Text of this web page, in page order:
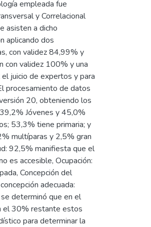
empleada fue
y Correlacional
asisten a dicho
aplicando dos
con validez 84,99% y
con validez 100% y una
juicio de expertos y para
procesamiento de datos
20, obteniendo los
Jóvenes y 45,0%
53,3% tiene primaria; y
multíparas y 2,5% gran
92,5% manifiesta que el
es accesible, Ocupación:
Concepción del
adecuada:
determinó que en el
el 30% restante estos
para determinar la